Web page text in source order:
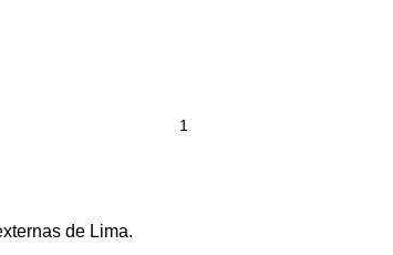
de Lima.